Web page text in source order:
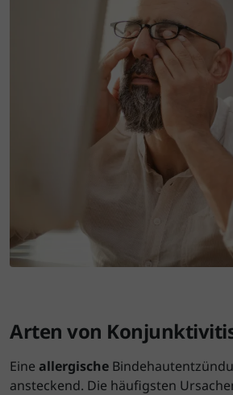
Arten von
Eine allergische
ansteckend. Die häufigsten